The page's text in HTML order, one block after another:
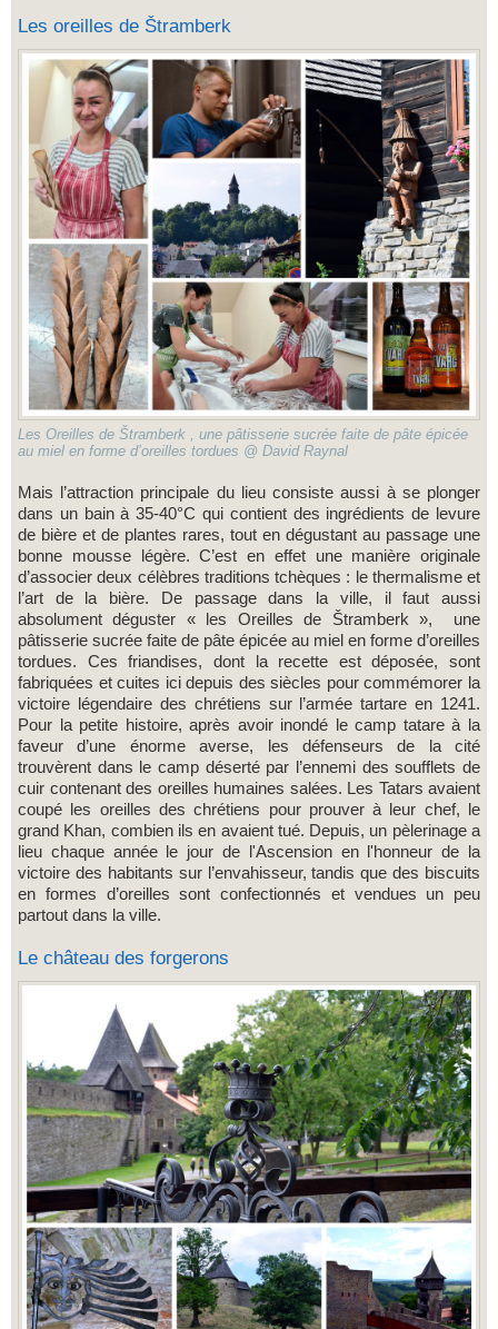
Les oreilles de Štramberk
Les Oreilles de Štramberk , une pâtisserie sucrée faite de pâte épicée
au miel en forme d’oreilles tordues @ David Raynal
Mais l’attraction principale du lieu consiste aussi à se plonger
dans un bain à 35-40°C qui contient des ingrédients de levure
de bière et de plantes rares, tout en dégustant au passage une
bonne mousse légère. C’est en effet une manière originale
d’associer deux célèbres traditions tchèques : le thermalisme et
l’art de la bière. De passage dans la ville, il faut aussi
absolument déguster « les Oreilles de Štramberk », une
pâtisserie sucrée faite de pâte épicée au miel en forme d’oreilles
tordues. Ces friandises, dont la recette est déposée, sont
fabriquées et cuites ici depuis des siècles pour commémorer la
victoire légendaire des chrétiens sur l’armée tartare en 1241.
Pour la petite histoire, après avoir inondé le camp tatare à la
faveur d’une énorme averse, les défenseurs de la cité
trouvèrent dans le camp déserté par l’ennemi des soufflets de
cuir contenant des oreilles humaines salées. Les Tatars avaient
coupé les oreilles des chrétiens pour prouver à leur chef, le
grand Khan, combien ils en avaient tué. Depuis, un pèlerinage a
lieu chaque année le jour de l'Ascension en l'honneur de la
victoire des habitants sur l’envahisseur, tandis que des biscuits
en formes d’oreilles sont confectionnés et vendues un peu
partout dans la ville.
Le château des forgerons